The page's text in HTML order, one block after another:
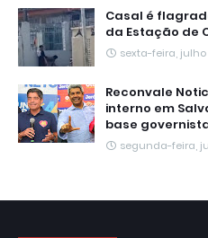
Casal é
da Estação de
sexta-feira, julho
Reconvale
interno em
base
segunda-feira,